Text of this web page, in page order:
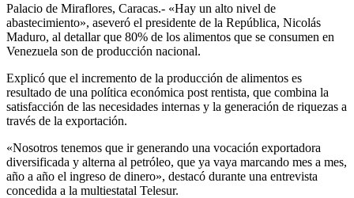
Palacio de Miraflores, Caracas.- «Hay un alto nivel de
abastecimiento», aseveró el presidente de la República, Nicolás
Maduro, al detallar que 80% de los alimentos que se consumen en
Venezuela son de producción nacional.
Explicó que el incremento de la producción de alimentos es
resultado de una política económica post rentista, que combina la
satisfacción de las necesidades internas y la generación de riquezas a
través de la exportación.
«Nosotros tenemos que ir generando una vocación exportadora
diversificada y alterna al petróleo, que ya vaya marcando mes a mes,
año a año el ingreso de dinero», destacó durante una entrevista
concedida a la multiestatal Telesur.